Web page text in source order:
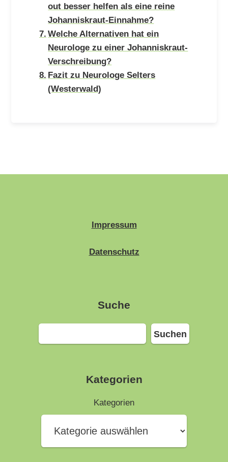
out besser helfen als eine reine
Johanniskraut-Einnahme?
Welche Alternativen hat ein
Neurologe zu einer Johanniskraut-
Verschreibung?
Fazit zu Neurologe Selters
(Westerwald)
Impressum
Datenschutz
Suche
Suchen
Suchen
Kategorien
Kategorien